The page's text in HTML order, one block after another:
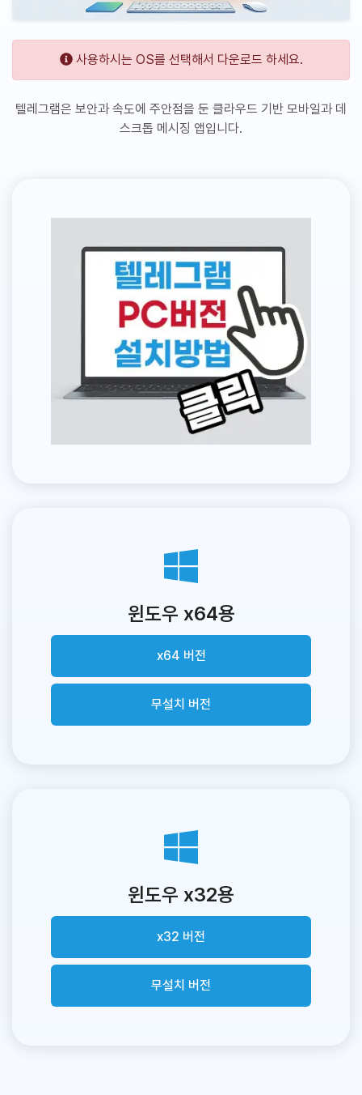
사용하시는 OS를 선택해서 다운로드 하세요.
텔레그램은 보안과 속도에 주안점을 둔 클라우드 기반 모바일과 데
스크톱 메시징 앱입니다.
윈도우 x64용
x64 버전
무설치 버전
윈도우 x32용
x32 버전
무설치 버전